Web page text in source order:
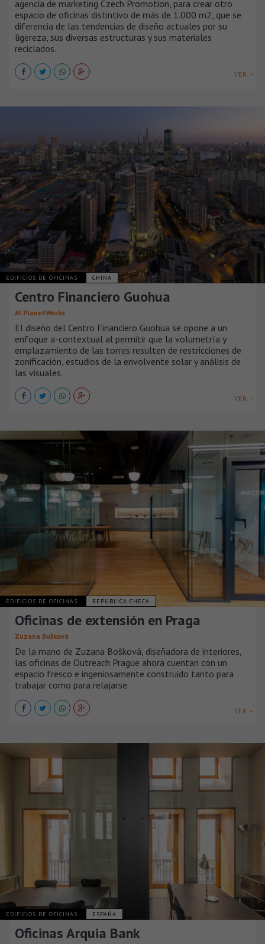
agencia de marketing Czech Promotion, para crear otro
espacio de oficinas distintivo de más de 1.000 m2, que se
diferencia de las tendencias de diseño actuales por su
ligereza, sus diversas estructuras y sus materiales
reciclados.
VER +
EDIFICIOS DE OFICINAS CHINA
Centro Financiero Guohua
AI.PlanetWorks
El diseño del Centro Financiero Guohua se opone a un
enfoque a-contextual al permitir que la volumetría y
emplazamiento de las torres resulten de restricciones de
zonificación, estudios de la envolvente solar y análisis de
las visuales.
VER +
EDIFICIOS DE OFICINAS REPÚBLICA CHECA
Oficinas de extensión en Praga
Zuzana Bošková
De la mano de Zuzana Bošková, diseñadora de interiores,
las oficinas de Outreach Prague ahora cuentan con un
espacio fresco e ingeniosamente construido tanto para
trabajar como para relajarse.
VER +
EDIFICIOS DE OFICINAS ESPAÑA
Oficinas Arquia Bank